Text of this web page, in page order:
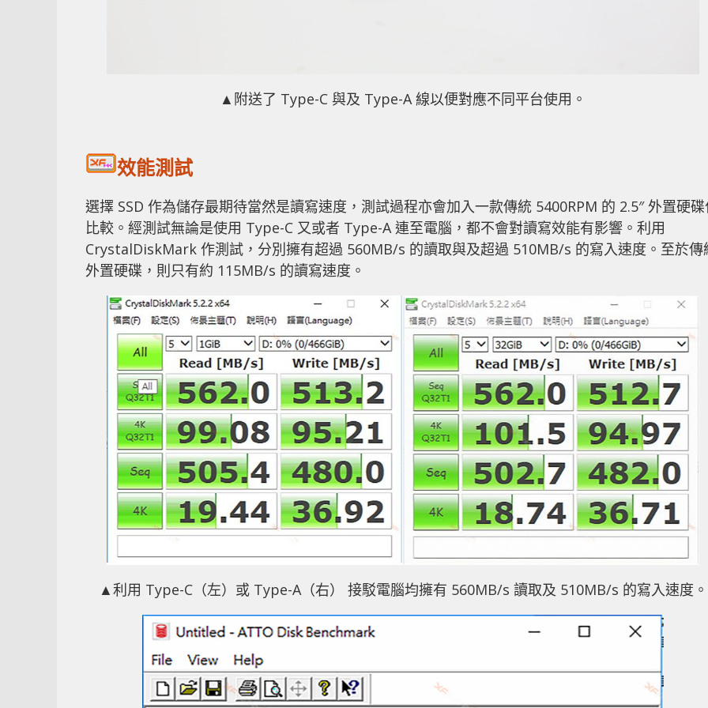
▲附送了 Type-C 與及 Type-A 線以便對應不同平台使用。
效能測試
選擇 SSD 作為儲存最期待當然是讀寫速度，測試過程亦會加入一款傳統 5400RPM 的 2.5″ 外置硬
比較。經測試無論是使用 Type-C 又或者 Type-A 連至電腦，都不會對讀寫效能有影響。利用
CrystalDiskMark 作測試，分別擁有超過 560MB/s 的讀取與及超過 510MB/s 的寫入速度。至於傳
外置硬碟，則只有約 115MB/s 的讀寫速度。
▲利用 Type-C（左）或 Type-A（右） 接駁電腦均擁有 560MB/s 讀取及 510MB/s 的寫入速度。